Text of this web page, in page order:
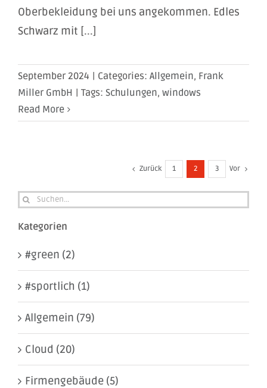
Oberbekleidung bei uns angekommen. Edles
Schwarz mit [...]
September 2024 | Categories: Allgemein, Frank
Miller GmbH | Tags: Schulungen, windows
Read More
Zurück 1 2 3 Vor
Suche
Kategorien
#green (2)
#sportlich (1)
Allgemein (79)
Cloud (20)
Firmengebäude (5)